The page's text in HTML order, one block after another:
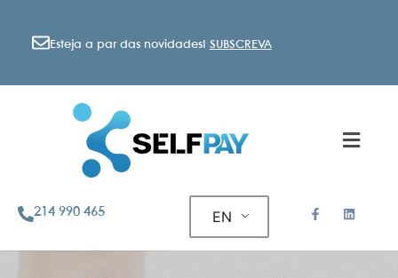
Esteja a par das novidades! SUBSCREVA
214 990 465 EN